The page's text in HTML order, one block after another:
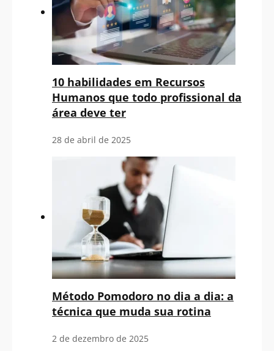
10 habilidades em Recursos
Humanos que todo profissional da
área deve ter
28 de abril de 2025
Método Pomodoro no dia a dia: a
técnica que muda sua rotina
2 de dezembro de 2025